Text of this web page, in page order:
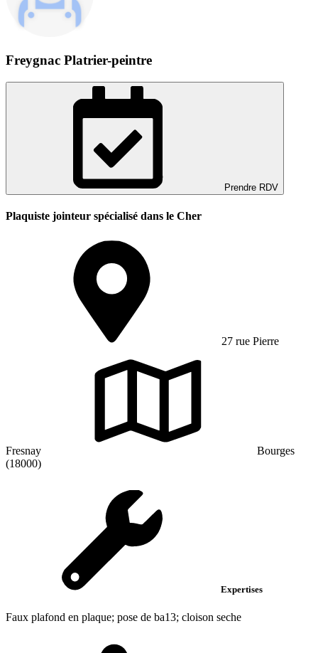
Freygnac Platrier-peintre
Prendre RDV
Plaquiste jointeur spécialisé dans le Cher
27 rue Pierre
Fresnay
Bourges
(18000)
Expertises
Faux plafond en plaque; pose de ba13; cloison seche